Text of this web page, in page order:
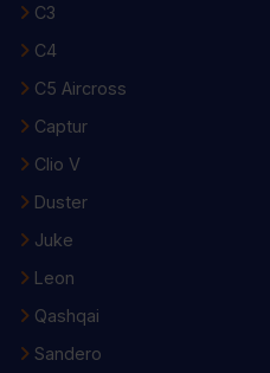
C3
C4
C5 Aircross
Captur
Clio V
Duster
Juke
Leon
Qashqai
Sandero